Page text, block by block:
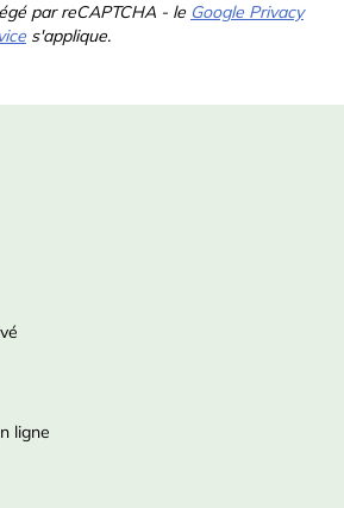
par reCAPTCHA - le Google Privacy
s'applique.
ligne